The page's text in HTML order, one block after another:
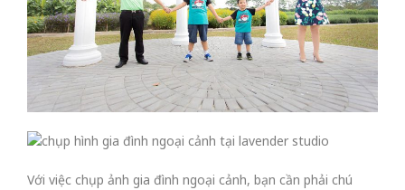
Với việc chụp ảnh gia đình ngoại cảnh, bạn cần phải chú